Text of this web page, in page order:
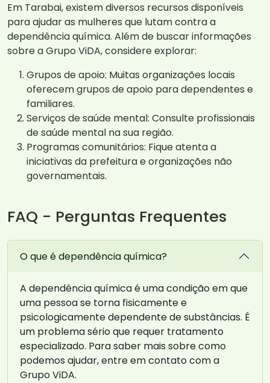
Em Tarabai, existem diversos recursos disponíveis
para ajudar as mulheres que lutam contra a
dependência química. Além de buscar informações
sobre a Grupo ViDA, considere explorar:
Grupos de apoio: Muitas organizações locais
oferecem grupos de apoio para dependentes e
familiares.
Serviços de saúde mental: Consulte profissionais
de saúde mental na sua região.
Programas comunitários: Fique atenta a
iniciativas da prefeitura e organizações não
governamentais.
FAQ - Perguntas Frequentes
O que é dependência química?
A dependência química é uma condição em que
uma pessoa se torna fisicamente e
psicologicamente dependente de substâncias. É
um problema sério que requer tratamento
especializado. Para saber mais sobre como
podemos ajudar, entre em contato com a
Grupo ViDA.